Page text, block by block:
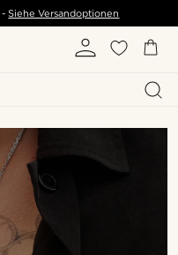
- Siehe Versandoptionen